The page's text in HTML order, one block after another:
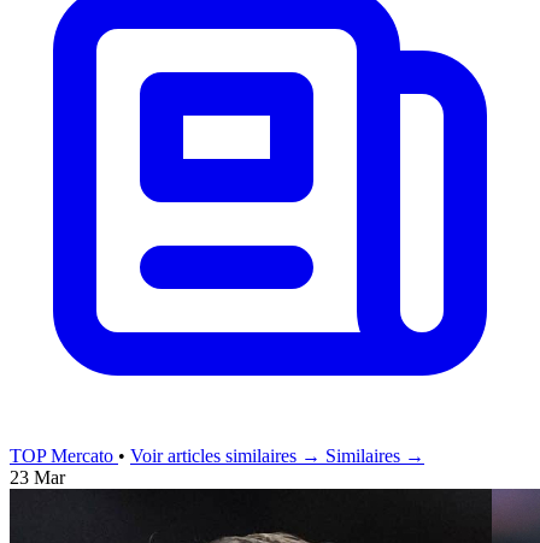
TOP Mercato • Voir articles similaires → Similaires →
23 Mar